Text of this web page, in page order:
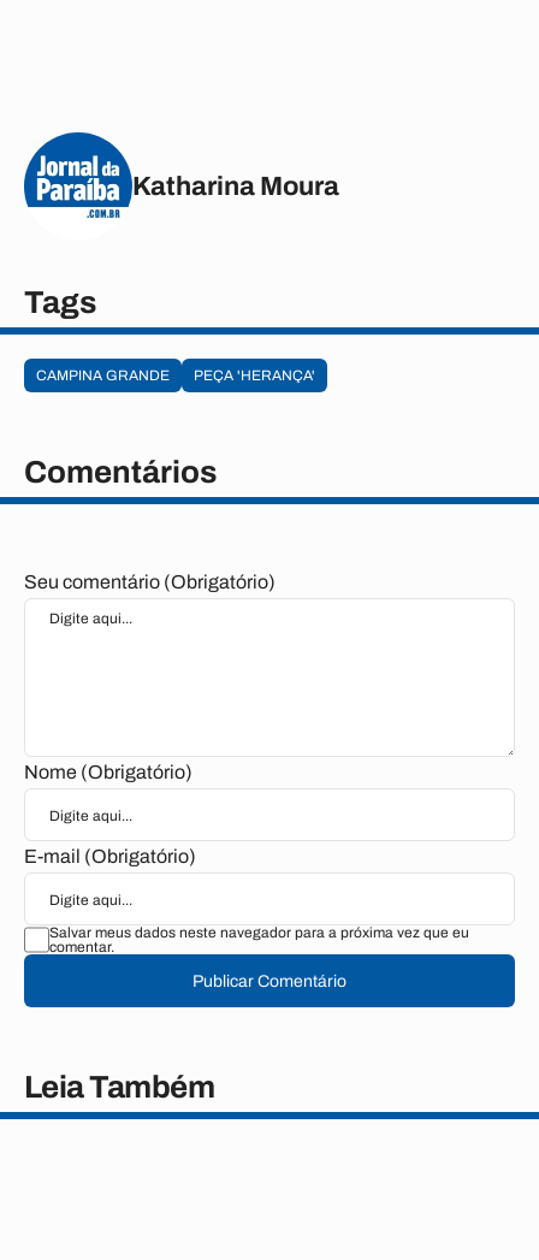
Katharina Moura
Tags
CAMPINA GRANDE PEÇA 'HERANÇA'
Comentários
Seu comentário (Obrigatório)
Nome (Obrigatório)
E-mail (Obrigatório)
Salvar meus dados neste navegador para a próxima vez que eu
comentar.
Publicar Comentário
Leia Também